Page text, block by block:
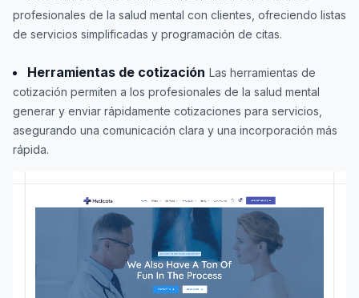
profesionales de la salud mental con clientes, ofreciendo listas
de servicios simplificadas y programación de citas.
Herramientas de cotización Las herramientas de
cotización permiten a los profesionales de la salud mental
generar y enviar rápidamente cotizaciones para servicios,
asegurando una comunicación clara y una incorporación más
rápida.